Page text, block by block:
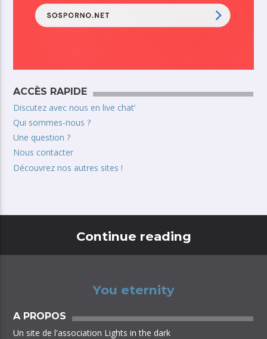
ACCÈS RAPIDE
Discutez avec nous en live chat’
Qui sommes-nous ?
Une question ?
Nous contacter
Découvrez nos autres sites !
Continue reading
You eternity
A PROPOS
Un site de l'association Lights in the dark